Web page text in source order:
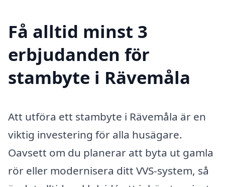
Få alltid minst 3
erbjudanden för
stambyte i Rävemåla
Att utföra ett stambyte i Rävemåla är en
viktig investering för alla husägare.
Oavsett om du planerar att byta ut gamla
rör eller modernisera ditt VVS-system, så